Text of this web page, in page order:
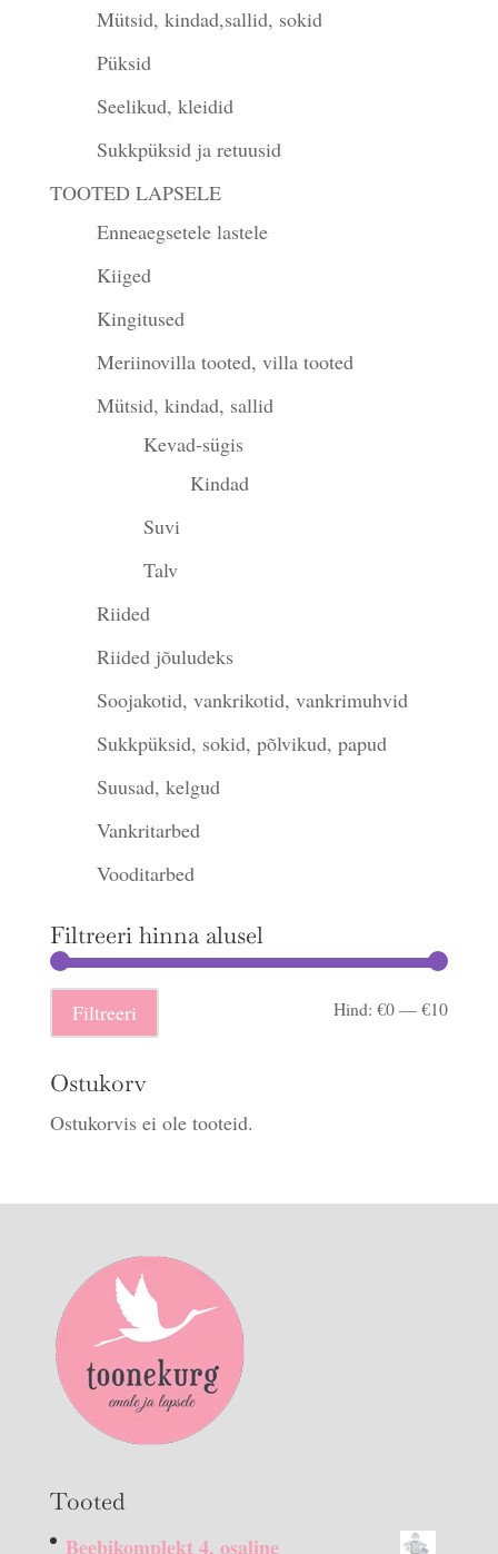
Mütsid, kindad,sallid, sokid
Püksid
Seelikud, kleidid
Sukkpüksid ja retuusid
TOOTED LAPSELE
Enneaegsetele lastele
Kiiged
Kingitused
Meriinovilla tooted, villa tooted
Mütsid, kindad, sallid
Kevad-sügis
Kindad
Suvi
Talv
Riided
Riided jõuludeks
Soojakotid, vankrikotid, vankrimuhvid
Sukkpüksid, sokid, põlvikud, papud
Suusad, kelgud
Vankritarbed
Vooditarbed
Filtreeri hinna alusel
Filtreeri Hind:€0—€10
Ostukorv
Ostukorvis ei ole tooteid.
Tooted
Beebikomplekt 4. osaline